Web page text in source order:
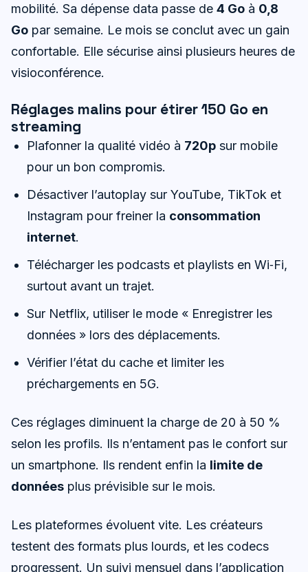
mobilité. Sa dépense data passe de 4 Go à 0,8
Go par semaine. Le mois se conclut avec un gain
confortable. Elle sécurise ainsi plusieurs heures de
visioconférence.
Réglages malins pour étirer 150 Go en
streaming
Plafonner la qualité vidéo à 720p sur mobile
pour un bon compromis.
Désactiver l’autoplay sur YouTube, TikTok et
Instagram pour freiner la consommation
internet.
Télécharger les podcasts et playlists en Wi‑Fi,
surtout avant un trajet.
Sur Netflix, utiliser le mode « Enregistrer les
données » lors des déplacements.
Vérifier l’état du cache et limiter les
préchargements en 5G.
Ces réglages diminuent la charge de 20 à 50 %
selon les profils. Ils n’entament pas le confort sur
un smartphone. Ils rendent enfin la limite de
données plus prévisible sur le mois.
Les plateformes évoluent vite. Les créateurs
testent des formats plus lourds, et les codecs
progressent. Un suivi mensuel dans l’application